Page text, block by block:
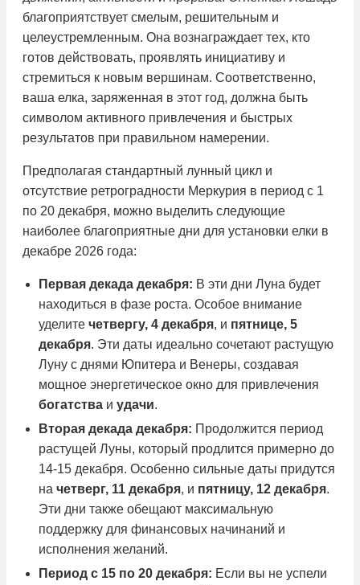
благоприятствует смелым, решительным и
целеустремленным. Она вознаграждает тех, кто
готов действовать, проявлять инициативу и
стремиться к новым вершинам. Соответственно,
ваша елка, заряженная в этот год, должна быть
символом активного привлечения и быстрых
результатов при правильном намерении.
Предполагая стандартный лунный цикл и
отсутствие ретроградности Меркурия в период с 1
по 20 декабря, можно выделить следующие
наиболее благоприятные дни для установки елки в
декабре 2026 года:
Первая декада декабря: В эти дни Луна будет
находиться в фазе роста. Особое внимание
уделите четвергу, 4 декабря, и пятнице, 5
декабря. Эти даты идеально сочетают растущую
Луну с днями Юпитера и Венеры, создавая
мощное энергетическое окно для привлечения
богатства и удачи.
Вторая декада декабря: Продолжится период
растущей Луны, который продлится примерно до
14-15 декабря. Особенно сильные даты придутся
на четверг, 11 декабря, и пятницу, 12 декабря.
Эти дни также обещают максимальную
поддержку для финансовых начинаний и
исполнения желаний.
Период с 15 по 20 декабря: Если вы не успели